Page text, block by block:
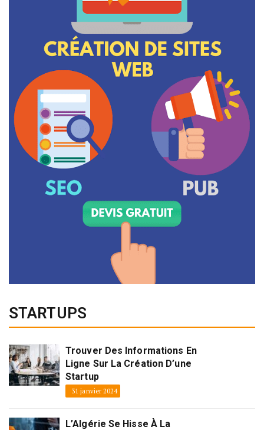
STARTUPS
Trouver Des Informations En
Ligne Sur La Création D’une
Startup
31 janvier 2024
L’Algérie Se Hisse À La